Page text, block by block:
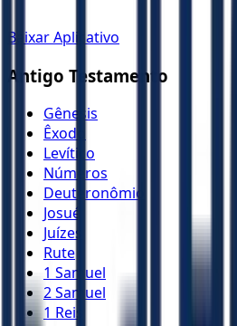
Baixar Aplicativo
Antigo Testamento
Gênesis
Êxodo
Levítico
Números
Deuteronômio
Josué
Juízes
Rute
1 Samuel
2 Samuel
1 Reis